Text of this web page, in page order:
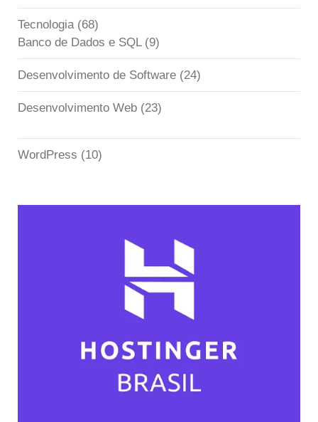
Tecnologia(68)
Banco de Dados e SQL(9)
Desenvolvimento de Software (24)
Desenvolvimento Web (23)
WordPress (10)